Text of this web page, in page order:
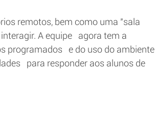
remotos, bem como uma "sala
A equipe   agora tem a
programados   e do uso do ambiente
para responder aos alunos de